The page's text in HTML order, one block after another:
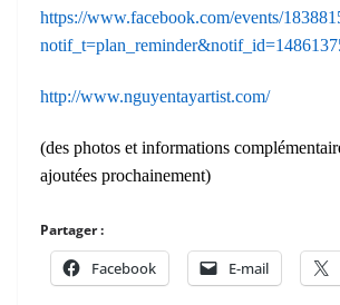
https://www.facebook.com/events/
http://www.nguyentayartist.com/
(des photos et informations
ajoutées prochainement)
Partager :
Facebook E-mail